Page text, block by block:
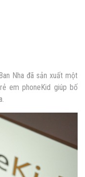
Nha đã sản xuất một
em phoneKid giúp bố